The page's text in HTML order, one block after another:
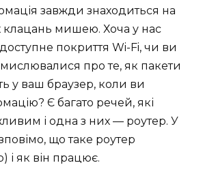
завжди знаходиться на
клацань мишею. Хоча у нас
покриття Wi-Fi, чи ви
про те, як пакети
у ваш браузер, коли ви
Є багато речей, які
і одна з них — роутер. У
що таке роутер
і як він працює.